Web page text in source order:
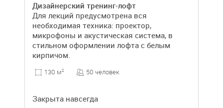
Дизайнерский тренинг-лофт
Для лекций предусмотрена вся
необходимая техника: проектор,
микрофоны и акустическая система, в
стильном оформлении лофта с белым
кирпичом.
130 м2 50 человек
Закрыта навсегда